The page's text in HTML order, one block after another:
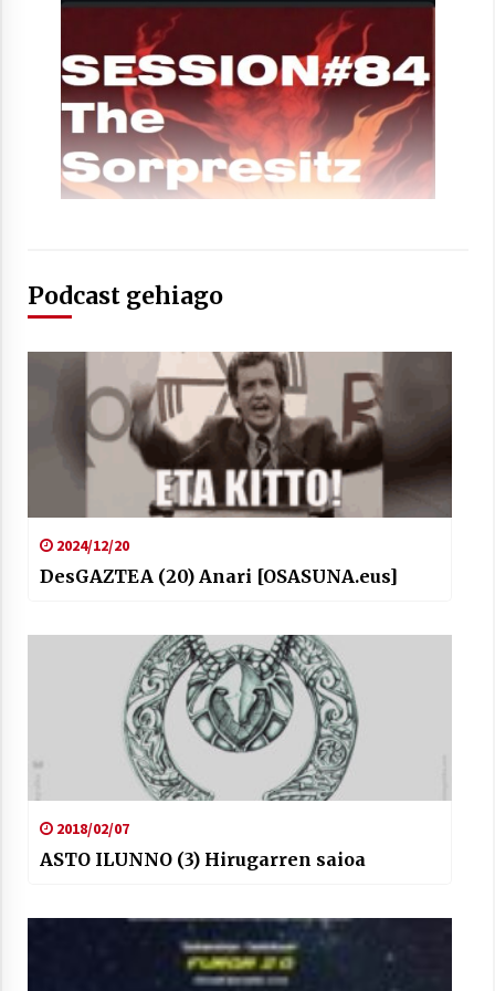
Podcast gehiago
2024/12/20
DesGAZTEA (20) Anari [OSASUNA.eus]
2018/02/07
ASTO ILUNNO (3) Hirugarren saioa